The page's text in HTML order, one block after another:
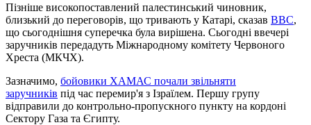
Пізніше високопоставлений палестинський чиновник,
близький до переговорів, що тривають у Катарі, сказав BBC,
що сьогоднішня суперечка була вирішена. Сьогодні ввечері
заручників передадуть Міжнародному комітету Червоного
Хреста (МКЧХ).
Зазначимо, бойовики ХАМАС почали звільняти
заручників під час перемир'я з Ізраїлем. Першу групу
відправили до контрольно-пропускного пункту на кордоні
Сектору Газа та Єгипту.